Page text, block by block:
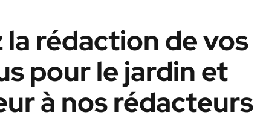
la rédaction de vos
pour le jardin et
à nos rédacteurs